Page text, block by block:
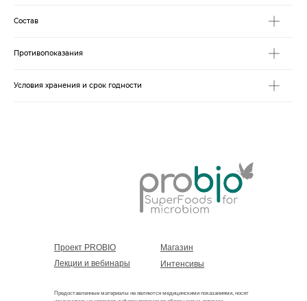
Состав
Противопоказания
Условия хранения и срок годности
Предоставленные материалы не являются медицинскими показаниями, носят
Лекции и вебинары Интенсивы
Магазин
Проект PROBIO